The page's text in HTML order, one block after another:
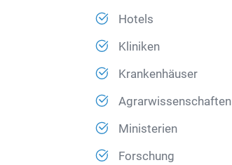
Hotels
Kliniken
Krankenhäuser
Agrarwissenschaften
Ministerien
Forschung